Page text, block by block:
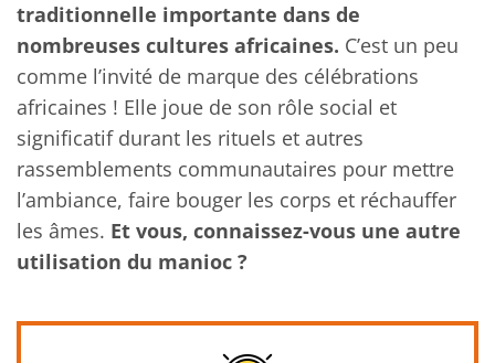
traditionnelle importante dans de
nombreuses cultures africaines. C’est un peu
comme l’invité de marque des célébrations
africaines ! Elle joue de son rôle social et
significatif durant les rituels et autres
rassemblements communautaires pour mettre
l’ambiance, faire bouger les corps et réchauffer
les âmes. Et vous, connaissez-vous une autre
utilisation du manioc ?